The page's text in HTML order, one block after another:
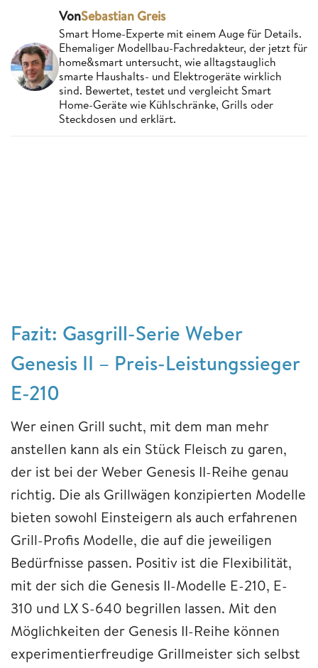
VonSebastian Greis
Smart Home-Experte mit einem Auge für Details.
Ehemaliger Modellbau-Fachredakteur, der jetzt für
home&smart untersucht, wie alltagstauglich
smarte Haushalts- und Elektrogeräte wirklich
sind. Bewertet, testet und vergleicht Smart
Home-Geräte wie Kühlschränke, Grills oder
Steckdosen und erklärt.
Fazit: Gasgrill-Serie Weber
Genesis II – Preis-Leistungssieger
E-210
Wer einen Grill sucht, mit dem man mehr
anstellen kann als ein Stück Fleisch zu garen,
der ist bei der Weber Genesis II-Reihe genau
richtig. Die als Grillwägen konzipierten Modelle
bieten sowohl Einsteigern als auch erfahrenen
Grill-Profis Modelle, die auf die jeweiligen
Bedürfnisse passen. Positiv ist die Flexibilität,
mit der sich die Genesis II-Modelle E-210, E-
310 und LX S-640 begrillen lassen. Mit den
Möglichkeiten der Genesis II-Reihe können
experimentierfreudige Grillmeister sich selbst